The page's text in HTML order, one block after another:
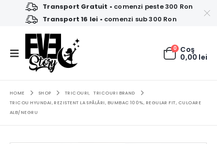
Transport Gratuit • comenzi peste 300 Ron
Transport 16 lei • comenzi sub 300 Ron
0 Coş
0,00 lei
HOME SHOP TRICOURI,
TRICOURI BRAND
TRICOU HYUNDAI, REZISTENT LA SPĂLĂRI, BUMBAC 100%, REGULAR FIT, CULOARE
ALB/NEGRU